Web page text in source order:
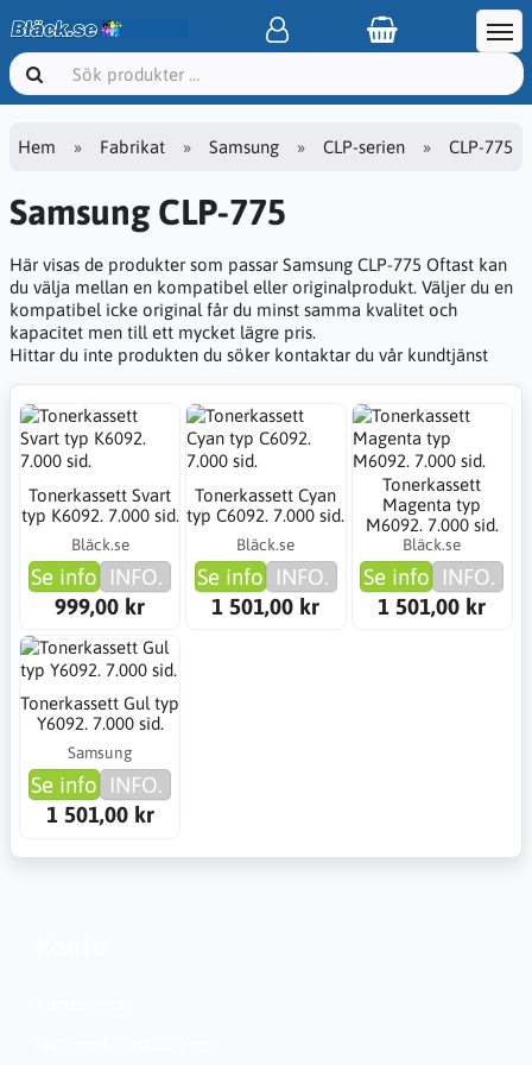
Hem Fabrikat Samsung CLP-serien CLP-775
Samsung CLP-775
Här visas de produkter som passar Samsung CLP-775 Oftast kan
du välja mellan en kompatibel eller originalprodukt. Väljer du en
kompatibel icke original får du minst samma kvalitet och
kapacitet men till ett mycket lägre pris.
Hittar du inte produkten du söker kontaktar du vår kundtjänst
Tonerkassett Svart
typ K6092. 7.000 sid.
Bläck.se
Se info INFO.
999,00 kr
Tonerkassett Cyan
typ C6092. 7.000 sid.
Bläck.se
Se info INFO.
1 501,00 kr
Tonerkassett
Magenta typ
M6092. 7.000 sid.
Bläck.se
Se info INFO.
1 501,00 kr
Tonerkassett Gul typ
Y6092. 7.000 sid.
Samsung
Se info INFO.
1 501,00 kr